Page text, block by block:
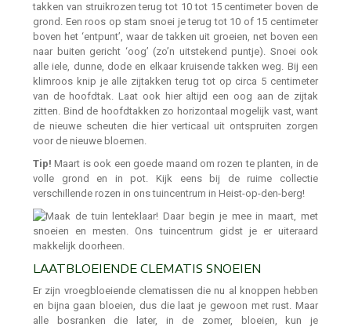
takken van struikrozen terug tot 10 tot 15 centimeter boven de
grond. Een roos op stam snoei je terug tot 10 of 15 centimeter
boven het ‘entpunt’, waar de takken uit groeien, net boven een
naar buiten gericht ‘oog’ (zo’n uitstekend puntje). Snoei ook
alle iele, dunne, dode en elkaar kruisende takken weg. Bij een
klimroos knip je alle zijtakken terug tot op circa 5 centimeter
van de hoofdtak. Laat ook hier altijd een oog aan de zijtak
zitten. Bind de hoofdtakken zo horizontaal mogelijk vast, want
de nieuwe scheuten die hier verticaal uit ontspruiten zorgen
voor de nieuwe bloemen.
Tip! Maart is ook een goede maand om rozen te planten, in de
volle grond en in pot. Kijk eens bij de ruime collectie
verschillende rozen in ons tuincentrum in Heist-op-den-berg!
LAATBLOEIENDE CLEMATIS SNOEIEN
Er zijn vroegbloeiende clematissen die nu al knoppen hebben
en bijna gaan bloeien, dus die laat je gewoon met rust. Maar
alle bosranken die later, in de zomer, bloeien, kun je